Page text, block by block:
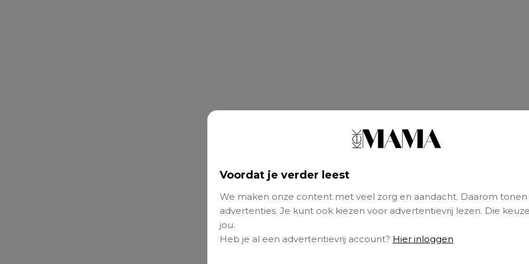
Voordat je verder leest
We maken onze content met veel zorg en aandacht. Daarom tonen
advertenties. Je kunt ook kiezen voor advertentievrij lezen. Die
jou.
Heb je al een advertentievrij account? Hier inloggen